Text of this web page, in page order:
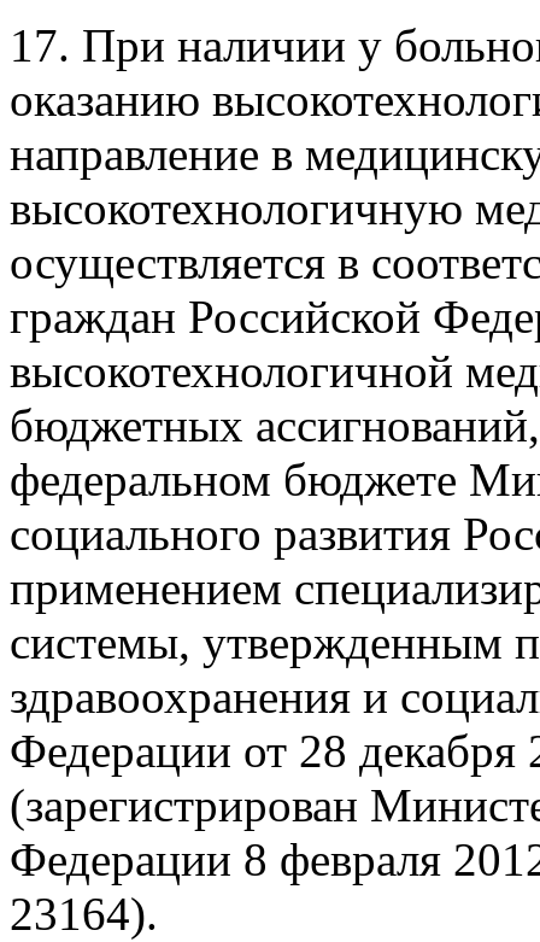
17. При наличии у
оказанию
направление в
высокотехнологичную
осуществляется в
граждан Российской
высокотехнологичной
бюджетных
федеральном бюджете
социального развития
применением
системы, утвержденным
здравоохранения и
Федерации от 28 декабря
(зарегистрирован
Федерации 8 февраля
23164).